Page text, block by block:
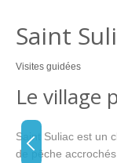
Saint
Visites guidées
Le village
Saint Suliac est un
de pêche